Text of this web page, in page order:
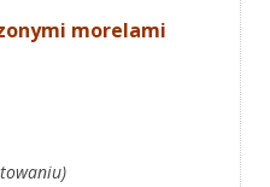
morelami